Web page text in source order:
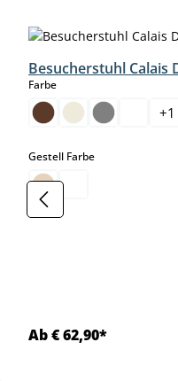
Besucherstuhl Calais
Farbeauswählen
+1
Gestell Farbeauswählen
Ab € 62,90*